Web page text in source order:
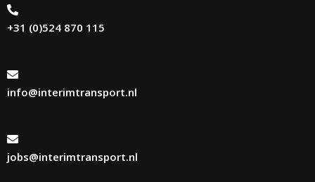
+31 (0)524 870 115
info@interimtransport.nl
jobs@interimtransport.nl